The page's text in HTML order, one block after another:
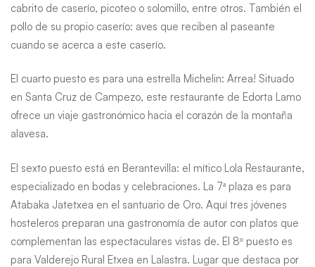
cabrito de caserío, picoteo o solomillo, entre otros. También el
pollo de su propio caserío: aves que reciben al paseante
cuando se acerca a este caserío.
El cuarto puesto es para una estrella Michelin: Arrea! Situado
en Santa Cruz de Campezo, este restaurante de Edorta Lamo
ofrece un viaje gastronómico hacia el corazón de la montaña
alavesa.
El sexto puesto está en Berantevilla: el mítico Lola Restaurante,
especializado en bodas y celebraciones. La 7ª plaza es para
Atabaka Jatetxea en el santuario de Oro. Aquí tres jóvenes
hosteleros preparan una gastronomía de autor con platos que
complementan las espectaculares vistas de. El 8º puesto es
para Valderejo Rural Etxea en Lalastra. Lugar que destaca por